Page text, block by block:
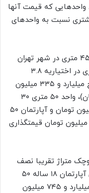
که قیمت آنها
نسبت به واحدهای
در ادامه سری به قیمت واحدهای ۴۰ تا ۴۵ متری در شهر تهران
می زنیم؛ در زمان حاضر یک واحد ۴۰ متری در اختیاریه ۳.۸
میلیارد تومان، واحد ۵۰ متری در ظفر پنج میلیارد و ۳۳۵ میلیون
تومان (هر مترمربع حدود ۱۱۹ میلیون تومان)، واحد ۵۰ متری ۳۰
سال ساخت در ظفر ۳ میلیارد و ۳۵۰ میلیون تومان و آپارتمان ۵۰
مترمربعی در میرداماد سه میلیارد و ۷۵۰ میلیون تومان قیمتگذاری
متراژ تقریبا نصف
نرخ های منطقه سه است. بر این اساس آپارتمان ۱۸ ساله ۵۰
متری در تهرانپارس شرقی با قیمت یک میلیارد و ۷۴۵ میلیون